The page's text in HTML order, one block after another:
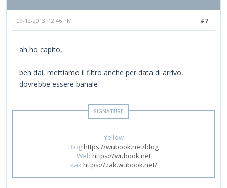
#7
09-12-2013, 12:46 PM
ah ho capito,
beh dai, mettiamo il filtro anche per data di arrivo,
dovrebbe essere banale
--
Yellow
Bloghttps://wubook.net/blog
Web https://wubook.net
Zakhttps://zak.wubook.net/